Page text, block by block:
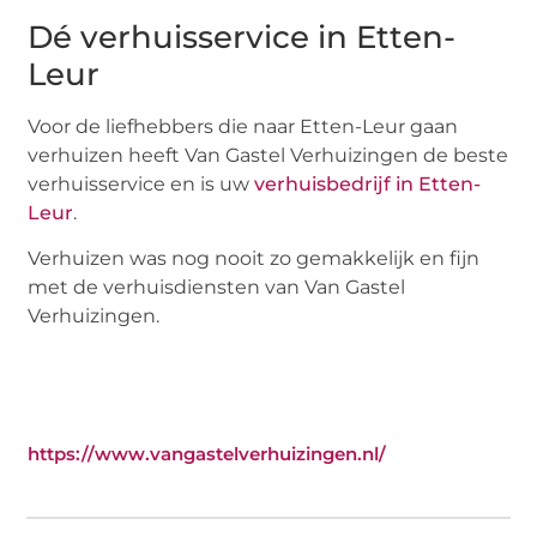
Dé verhuisservice in Etten-
Leur
Voor de liefhebbers die naar Etten-Leur gaan
verhuizen heeft Van Gastel Verhuizingen de beste
verhuisservice en is uwverhuisbedrijf in Etten-
Leur.
Verhuizen was nog nooit zo gemakkelijk en fijn
met de verhuisdiensten van Van Gastel
Verhuizingen.
https://www.vangastelverhuizingen.nl/